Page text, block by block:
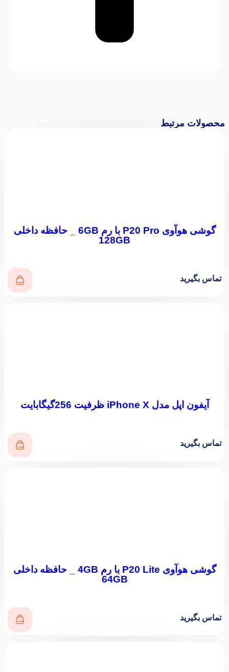
محصولات مرتبط
گوشی هوآوی P20 Pro با رم 6GB _ حافظه داخلی
128GB
تماس بگیرید
آیفون اپل مدل iPhone X ظرفیت 256گیگابایت
تماس بگیرید
گوشی هوآوی P20 Lite با رم 4GB _ حافظه داخلی
64GB
تماس بگیرید